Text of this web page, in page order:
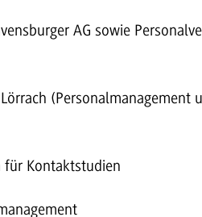
AG sowie
(Personalmanagement
für Kontaktstudien